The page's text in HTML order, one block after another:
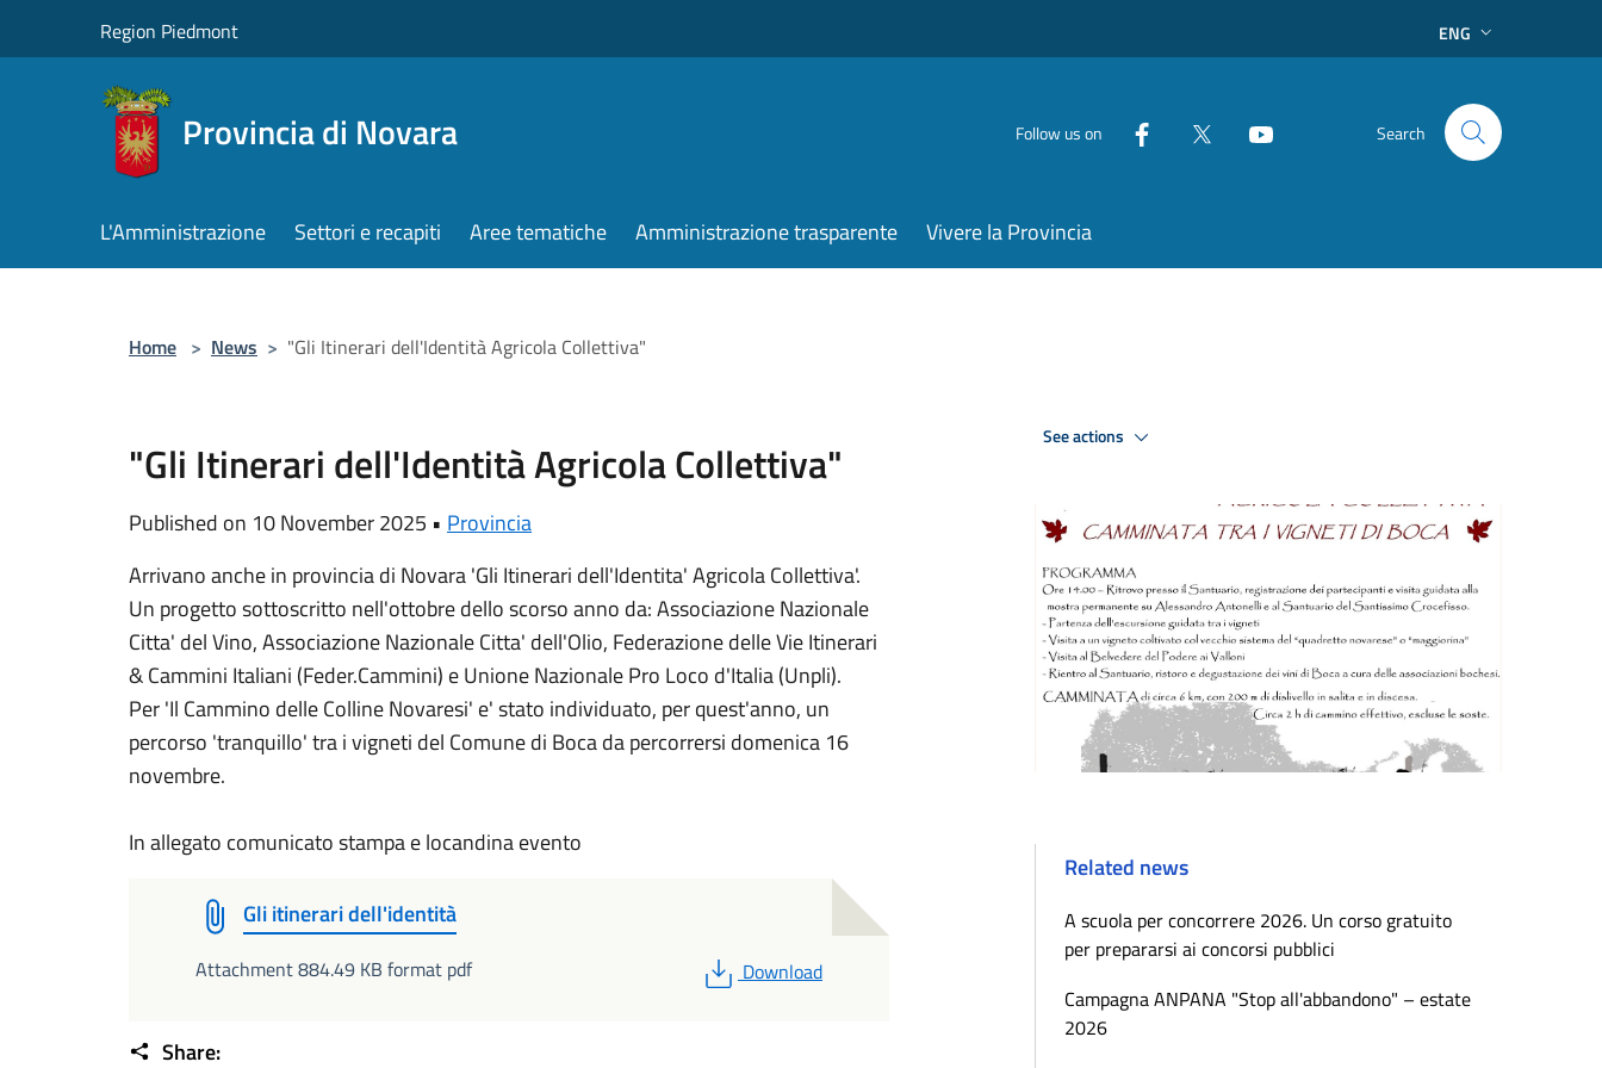
Region Piedmont ENG
Provincia di Novara Follow us on Search
L'Amministrazione Settori e recapiti Aree tematiche Amministrazione trasparente Vivere la Provincia
Home > News > "Gli Itinerari dell'Identità Agricola Collettiva"
"Gli Itinerari dell'Identità Agricola Collettiva"
Published on 10 November 2025 • Provincia
Arrivano anche in provincia di Novara 'Gli Itinerari dell'Identita' Agricola Collettiva'.
Un progetto sottoscritto nell'ottobre dello scorso anno da: Associazione Nazionale
Citta' del Vino, Associazione Nazionale Citta' dell'Olio, Federazione delle Vie Itinerari
& Cammini Italiani (Feder.Cammini) e Unione Nazionale Pro Loco d'Italia (Unpli).
Per 'Il Cammino delle Colline Novaresi' e' stato individuato, per quest'anno, un
percorso 'tranquillo' tra i vigneti del Comune di Boca da percorrersi domenica 16
novembre.
In allegato comunicato stampa e locandina evento
Gli itinerari dell'identità
Attachment 884.49 KB format pdf PDF
Download
Share:
See actions
Related news
A scuola per concorrere 2026. Un corso gratuito
per prepararsi ai concorsi pubblici
Campagna ANPANA "Stop all'abbandono" – estate
2026